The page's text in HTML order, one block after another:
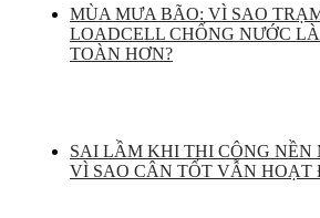
MÙA MƯA BÃO: VÌ SAO
LOADCELL CHỐNG NƯỚC
TOÀN HƠN?
SAI LẦM KHI THI CÔNG NỀN
VÌ SAO CÂN TỐT VẪN HOẠT